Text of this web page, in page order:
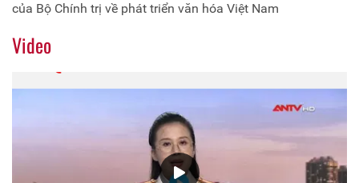
của Bộ Chính trị về phát triển văn hóa Việt Nam
Video